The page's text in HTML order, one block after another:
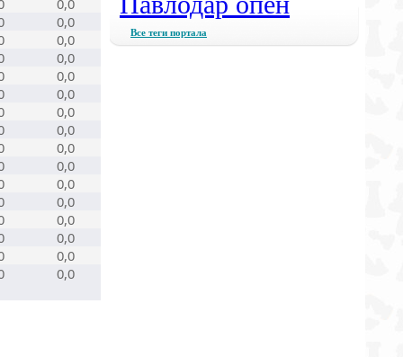
0,0
0,0
0,0
0,0
0,0
0,0
0,0
0,0
0,0
0,0
0,0
0,0
0,0
0,0
0,0
Все теги портала